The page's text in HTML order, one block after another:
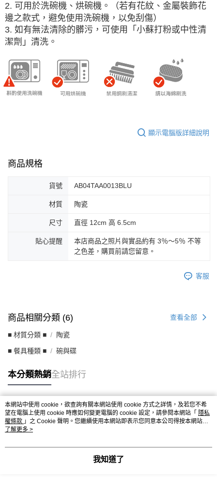
2. 可用於洗碗機、烘碗機。（若有花紋、金屬裝飾花
邊之款式，避免使用洗碗機，以免刮傷）
3. 如有無法清除的髒污，可使用「小蘇打粉或中性清
潔劑」清洗。
顯示電腦版詳細說明
商品規格
貨號 AB04TAA0013BLU
材質 陶瓷
尺寸 直徑 12cm 高 6.5cm
貼心提醒
本店商品之照片與實品約有 3％～5％ 不等
之色差，購買前請您留意。
客服
商品相關分類 (6) 查看全部
■ 材質分類 ■ 陶瓷
■ 餐具種類 ■ 碗與碟
本分類熱銷全站排行
熱門標籤
本網站中使用 cookie，欲查詢有關本網站使用 cookie 方式之詳情，及若您不希
望在電腦上使用 cookie 時應如何變更電腦的 cookie 設定，請參閱本網站「 隱私
權條款 」之 Cookie 聲明。您繼續使用本網站即表示您同意本公司得按本網站使
用條款之 Cookie 聲明使用 cookie。
了解更多 >
我知道了